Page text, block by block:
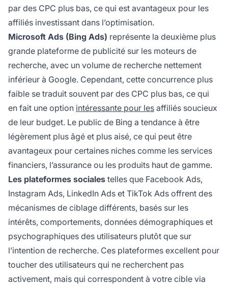
par des CPC plus bas, ce qui est avantageux pour les
affiliés investissant dans l’optimisation.
Microsoft Ads (Bing Ads) représente la deuxième plus
grande plateforme de publicité sur les moteurs de
recherche, avec un volume de recherche nettement
inférieur à Google. Cependant, cette concurrence plus
faible se traduit souvent par des CPC plus bas, ce qui
en fait une option intéressante pour les affiliés soucieux
de leur budget. Le public de Bing a tendance à être
légèrement plus âgé et plus aisé, ce qui peut être
avantageux pour certaines niches comme les services
financiers, l’assurance ou les produits haut de gamme.
Les plateformes sociales telles que Facebook Ads,
Instagram Ads, LinkedIn Ads et TikTok Ads offrent des
mécanismes de ciblage différents, basés sur les
intérêts, comportements, données démographiques et
psychographiques des utilisateurs plutôt que sur
l’intention de recherche. Ces plateformes excellent pour
toucher des utilisateurs qui ne recherchent pas
activement, mais qui correspondent à votre cible via